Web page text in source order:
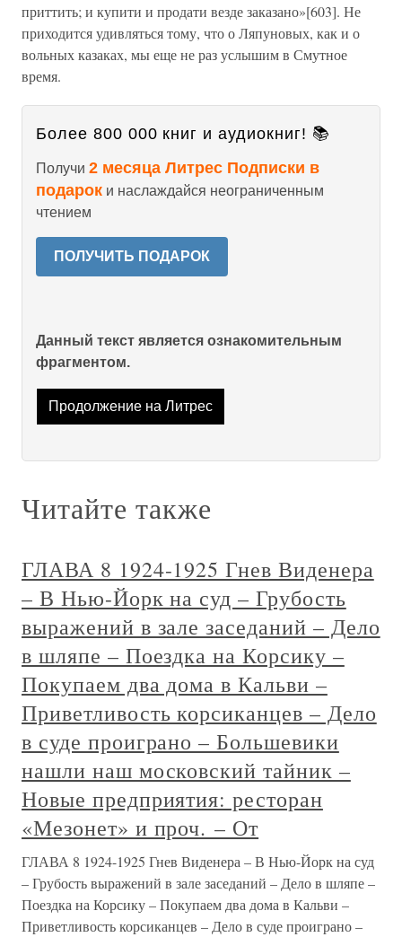
приттить; и купити и продати везде заказано»[603]. Не
приходится удивляться тому, что о Ляпуновых, как и о
вольных казаках, мы еще не раз услышим в Смутное
время.
Более 800 000 книг и аудиокниг! 📚
Получи 2 месяца Литрес Подписки в
подарок и наслаждайся неограниченным
чтением
ПОЛУЧИТЬ ПОДАРОК
Данный текст является ознакомительным
фрагментом.
Продолжение на Литрес
Читайте также
ГЛАВА 8 1924-1925 Гнев Виденера
– В Нью-Йорк на суд – Грубость
выражений в зале заседаний – Дело
в шляпе – Поездка на Корсику –
Покупаем два дома в Кальви –
Приветливость корсиканцев – Дело
в суде проиграно – Большевики
нашли наш московский тайник –
Новые предприятия: ресторан
«Мезонет» и проч. – От
ГЛАВА 8 1924-1925 Гнев Виденера – В Нью-Йорк на суд
– Грубость выражений в зале заседаний – Дело в шляпе –
Поездка на Корсику – Покупаем два дома в Кальви –
Приветливость корсиканцев – Дело в суде проиграно –